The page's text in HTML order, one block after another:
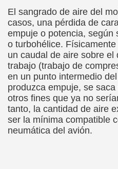
El sangrado de aire del
casos, una pérdida de
empuje o potencia, según
o turbohélice.
un caudal de aire sobre el
trabajo (trabajo de
en un punto intermedio
produzca empuje, se
otros fines que ya no
tanto, la cantidad de aire
ser la mínima compatible
neumática del avión.